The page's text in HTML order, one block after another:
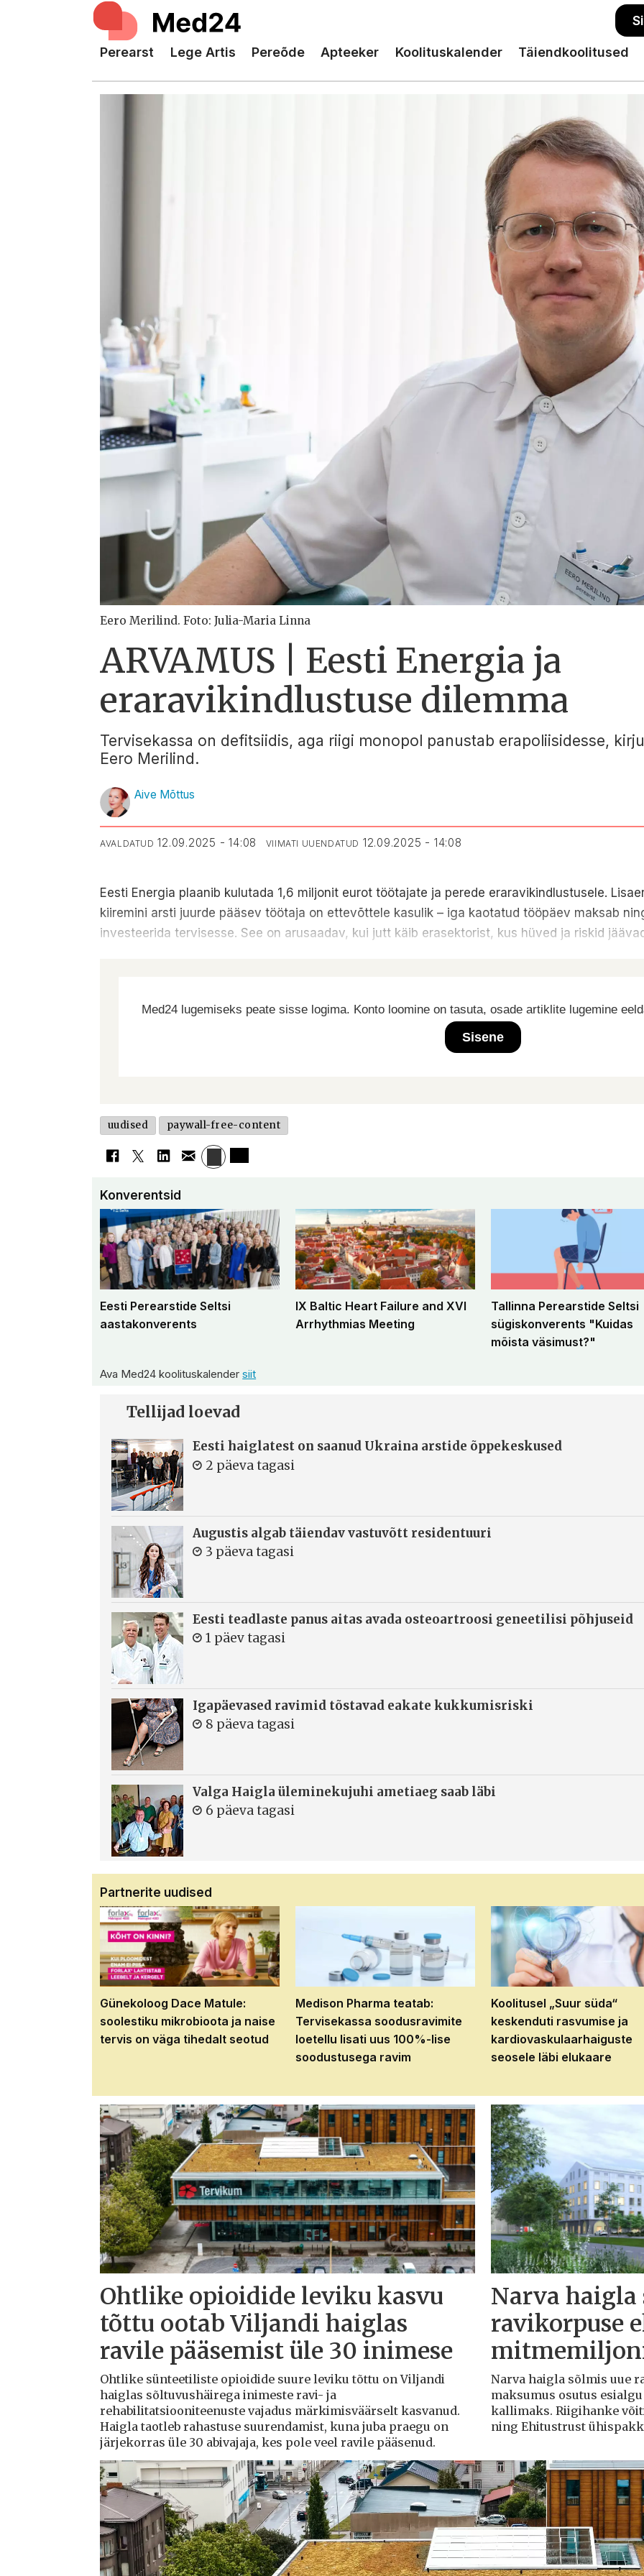
Perearst Lege Artis Pereõde Apteeker Koolituskalender Täiendkoolitused
Eero Merilind. Foto: Julia-Maria Linna
ARVAMUS | Eesti Energia ja
eraravikindlustuse dilemma
Tervisekassa on defitsiidis, aga riigi monopol panustab erapoliisidesse,
Eero Merilind.
Aive Mõttus
AVALDATUD 12.09.2025 - 14:08 VIIMATI UUENDATUD 12.09.2025 - 14:08
Eesti Energia plaanib kulutada 1,6 miljonit eurot töötajate ja perede eraravikindlustusele.
kiiremini arsti juurde pääsev töötaja on ettevõttele kasulik – iga kaotatud tööpäev maksab
investeerida tervisesse. See on arusaadav, kui jutt käib erasektorist, kus hüved ja riskid
Med24 lugemiseks peate sisse logima. Konto loomine on tasuta, osade artiklite lugemine
Sisene
uudised paywall-free-content
Konverentsid
Eesti Perearstide Seltsi
aastakonverents
IX Baltic Heart Failure and XVI
Arrhythmias Meeting
Tallinna Perearstide Seltsi
sügiskonverents "Kuidas
mõista väsimust?"
Ava Med24 koolituskalendersiit
Tellijad loevad
Eesti haiglatest on saanud Ukraina arstide õppekeskused
2 päeva tagasi
Augustis algab täiendav vastuvõtt residentuuri
3 päeva tagasi
Eesti teadlaste panus aitas avada osteoartroosi geneetilisi põhjuseid
1 päev tagasi
Igapäevased ravimid tõstavad eakate kukkumisriski
8 päeva tagasi
Valga Haigla üleminekujuhi ametiaeg saab läbi
6 päeva tagasi
Partnerite uudised
Günekoloog Dace Matule:
soolestiku mikrobioota ja naise
tervis on väga tihedalt seotud
Medison Pharma teatab:
Tervisekassa soodusravimite
loetellu lisati uus 100%-lise
soodustusega ravim
Koolitusel „Suur süda“
keskenduti rasvumise ja
kardiovaskulaarhaiguste
seosele läbi elukaare
Ohtlike opioidide leviku kasvu
tõttu ootab Viljandi haiglas
ravile pääsemist üle 30 inimese
Ohtlike sünteetiliste opioidide suure leviku tõttu on Viljandi
haiglas sõltuvushäirega inimeste ravi- ja
rehabilitatsiooniteenuste vajadus märkimisväärselt kasvanud.
Haigla taotleb rahastuse suurendamist, kuna juba praegu on
järjekorras üle 30 abivajaja, kes pole veel ravile pääsenud.
Narva haigla
ravikorpuse
Narva haigla sõlmis uue
maksumus osutus
kallimaks. Riigihanke
ning Ehitustrust